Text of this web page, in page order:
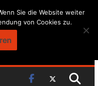
Sie die Website weiter
von Cookies zu.